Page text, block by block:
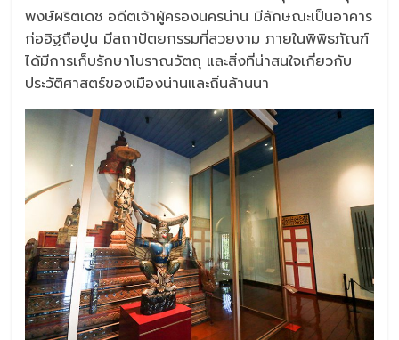
พงษ์ผริตเดช อดีตเจ้าผู้ครองนครน่าน มีลักษณะเป็นอาคาร
ก่ออิฐถือปูน มีสถาปัตยกรรมที่สวยงาม ภายในพิพิธภัณฑ์
ได้มีการเก็บรักษาโบราณวัตถุ และสิ่งที่น่าสนใจเกี่ยวกับ
ประวัติศาสตร์ของเมืองน่านและถิ่นล้านนา